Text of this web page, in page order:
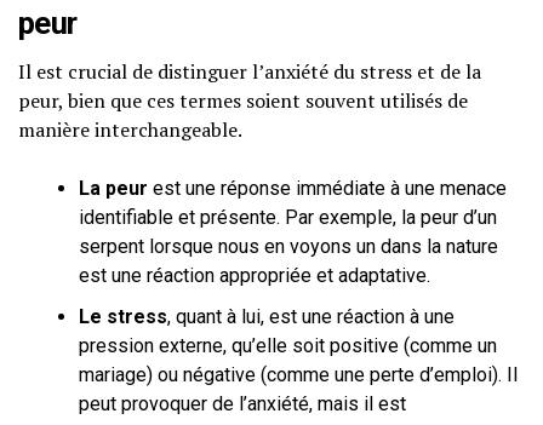
peur
Il est crucial de distinguer l’anxiété du stress et de la
peur, bien que ces termes soient souvent utilisés de
manière interchangeable.
La peur est une réponse immédiate à une menace
identifiable et présente. Par exemple, la peur d’un
serpent lorsque nous en voyons un dans la nature
est une réaction appropriée et adaptative.
Le stress, quant à lui, est une réaction à une
pression externe, qu’elle soit positive (comme un
mariage) ou négative (comme une perte d’emploi). Il
peut provoquer de l’anxiété, mais il est